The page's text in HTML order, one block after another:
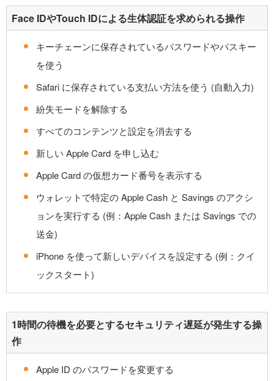
Face IDやTouch IDによる生体認証を求められる操作
キーチェーンに保存されているパスワードやパスキー
を使う
Safari に保存されている支払い方法を使う (自動入力)
紛失モードを解除する
すべてのコンテンツと設定を消去する
新しい Apple Card を申し込む
Apple Card の仮想カード番号を表示する
ウォレットで特定の Apple Cash と Savings のアクシ
ョンを実行する (例：Apple Cash または Savings での
送金)
iPhone を使って新しいデバイスを設定する (例：クイ
ックスタート)
1時間の待機を必要とするセキュリティ遅延が発生する操
作
Apple ID のパスワードを変更する